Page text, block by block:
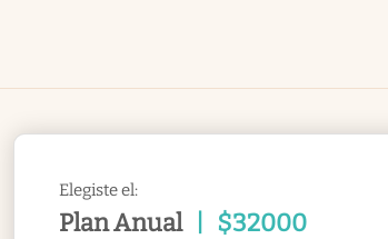
Elegiste el:
Plan Anual $32000